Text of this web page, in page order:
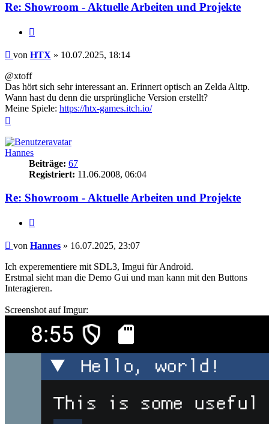
Re: Showroom - Aktuelle Arbeiten und Projekte
Beitrag
von HTX » 10.07.2025, 18:14
@xtoff
Das hört sich sehr interessant an. Erinnert optisch an Zelda Alttp.
Wann hast du denn die ursprüngliche Version erstellt?
Meine Spiele: https://htx-games.itch.io/
Hannes
Beiträge: 67
Registriert: 11.06.2008, 06:04
Re: Showroom - Aktuelle Arbeiten und Projekte
Beitrag
von Hannes » 16.07.2025, 23:07
Ich experementiere mit SDL3, Imgui für Android.
Erstmal sieht man die Demo Gui und man kann mit den Buttons
Interagieren.
Screenshot auf Imgur: